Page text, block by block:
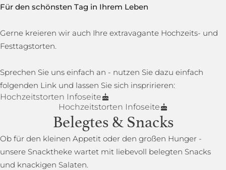
Für den schönsten Tag in Ihrem Leben
Gerne kreieren wir auch Ihre extravagante Hochzeits- und
Festtagstorten.
Sprechen Sie uns einfach an - nutzen Sie dazu einfach
folgenden Link und lassen Sie sich inspririeren:
Hochzeitstorten Infoseite
Hochzeitstorten Infoseite
Belegtes & Snacks
Ob für den kleinen Appetit oder den großen Hunger -
unsere Snacktheke wartet mit liebevoll belegten Snacks
und knackigen Salaten.